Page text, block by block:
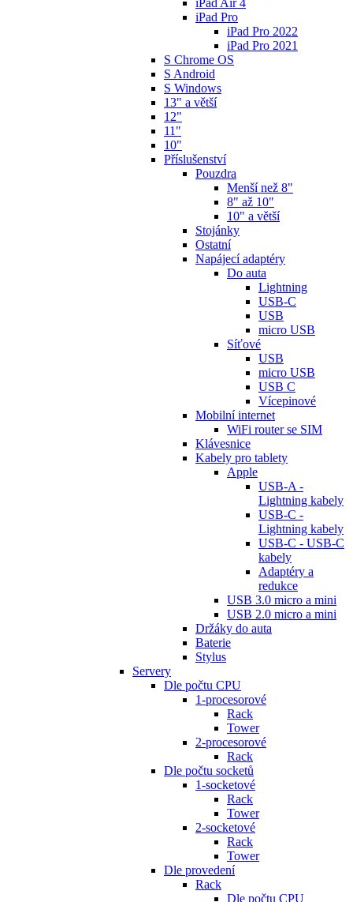
iPad Air 4
iPad Pro
iPad Pro 2022
iPad Pro 2021
S Chrome OS
S Android
S Windows
13" a větší
12"
11"
10"
Příslušenství
Pouzdra
Menší než 8"
8" až 10"
10" a větší
Stojánky
Ostatní
Napájecí adaptéry
Do auta
Lightning
USB-C
USB
micro USB
Síťové
USB
micro USB
USB C
Vícepinové
Mobilní internet
WiFi router se SIM
Klávesnice
Kabely pro tablety
Apple
USB-A -
Lightning kabely
USB-C -
Lightning kabely
USB-C - USB-C
kabely
Adaptéry a
redukce
USB 3.0 micro a mini
USB 2.0 micro a mini
Držáky do auta
Baterie
Stylus
Servery
Dle počtu CPU
1-procesorové
Rack
Tower
2-procesorové
Rack
Dle počtu socketů
1-socketové
Rack
Tower
2-socketové
Rack
Tower
Dle provedení
Rack
Dle počtu CPU